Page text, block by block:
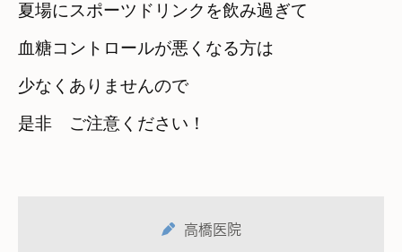
夏場にスポーツドリンクを飲み過ぎて
血糖コントロールが悪くなる方は
少なくありませんので
是非　ご注意ください！
高橋医院